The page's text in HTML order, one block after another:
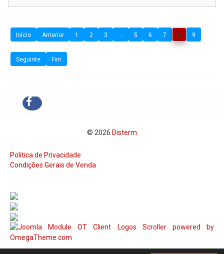
Início Anterior 1 2 3 5 6 7 8 9
Seguinte Fim
© 2026 Disterm
Politica de Privacidade
Condições Gerais de Venda